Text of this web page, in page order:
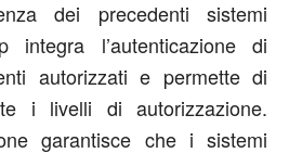
dei precedenti sistemi
integra l’autenticazione di
autorizzati e permette di
i livelli di autorizzazione.
garantisce che i sistemi